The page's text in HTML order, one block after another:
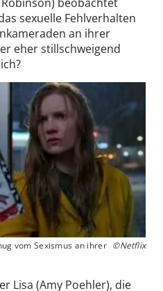
sexuelle Fehlverhalten
an ihrer
eher stillschweigend
vom Sexismus an ihrer ©Netflix
Lisa (Amy Poehler), die